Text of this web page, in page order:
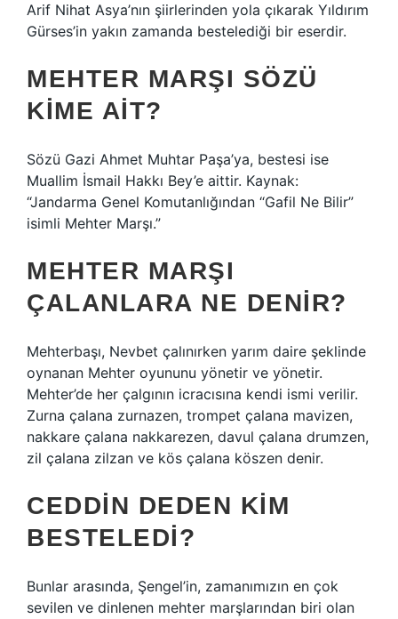
Arif Nihat Asya’nın şiirlerinden yola çıkarak Yıldırım
Gürses’in yakın zamanda bestelediği bir eserdir.
MEHTER MARŞI SÖZÜ
KIME AIT?
Sözü Gazi Ahmet Muhtar Paşa’ya, bestesi ise
Muallim İsmail Hakkı Bey’e aittir. Kaynak:
“Jandarma Genel Komutanlığından “Gafil Ne Bilir”
isimli Mehter Marşı.”
MEHTER MARŞI
ÇALANLARA NE DENIR?
Mehterbaşı, Nevbet çalınırken yarım daire şeklinde
oynanan Mehter oyununu yönetir ve yönetir.
Mehter’de her çalgının icracısına kendi ismi verilir.
Zurna çalana zurnazen, trompet çalana mavizen,
nakkare çalana nakkarezen, davul çalana drumzen,
zil çalana zilzan ve kös çalana köszen denir.
CEDDIN DEDEN KIM
BESTELEDI?
Bunlar arasında, Şengel’in, zamanımızın en çok
sevilen ve dinlenen mehter marşlarından biri olan